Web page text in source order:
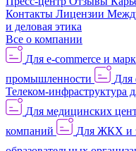
Контакты Лицензии
и деловая этика
Все о компании
Для e-commerce и
промышленности
Для
Телеком-инфраструктура
Для медицинских
компаний
Для ЖКХ и